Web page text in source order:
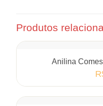
Produtos
Anilina